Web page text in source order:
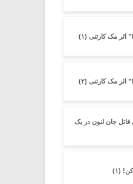
قاتل جان لنون در یک
(۱)